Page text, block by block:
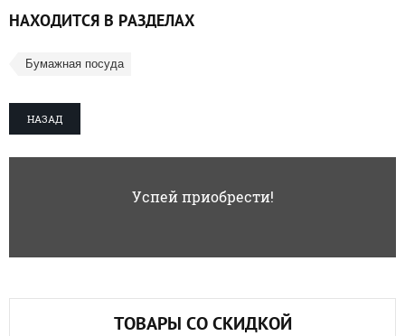
НАХОДИТСЯ В РАЗДЕЛАХ
Бумажная посуда
НАЗАД
Успей приобрести!
ТОВАРЫ СО СКИДКОЙ